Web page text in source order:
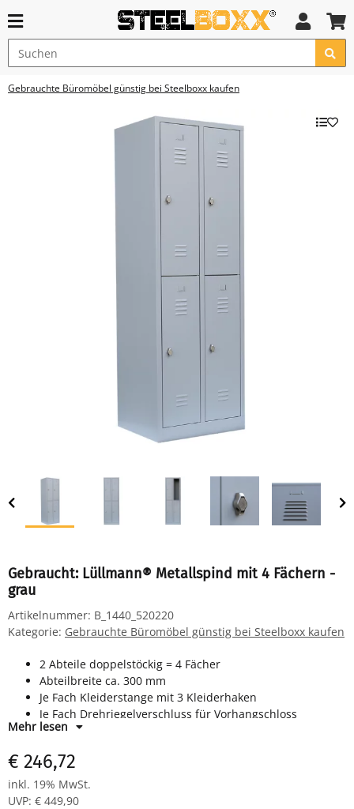
Gebrauchte Büromöbel günstig bei Steelboxx kaufen
Gebraucht: Lüllmann® Metallspind mit 4 Fächern -
grau
Artikelnummer: B_1440_520220
Kategorie: Gebrauchte Büromöbel günstig bei Steelboxx kaufen
2 Abteile doppelstöckig = 4 Fächer
Abteilbreite ca. 300 mm
Je Fach Kleiderstange mit 3 Kleiderhaken
Je Fach Drehriegelverschluss für Vorhangschloss
Maße: H 1800 x B 600 x T 500 mm
Komplett montiert und verschweißt - sofort einsatzbereit
Mehr lesen
€ 246,72
inkl. 19% MwSt.
UVP: € 449,90